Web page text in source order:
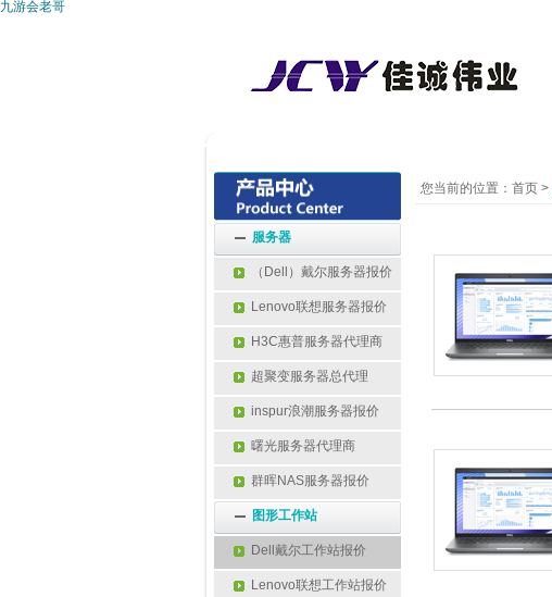
九游会老哥
服务器
（Dell）戴尔服务器报价
Lenovo联想服务器报价
H3C惠普服务器代理商
超聚变服务器总代理
inspur浪潮服务器报价
曙光服务器代理商
群晖NAS服务器报价
图形工作站
Dell戴尔工作站报价
Lenovo联想工作站报价
您当前的位置： 首页 >